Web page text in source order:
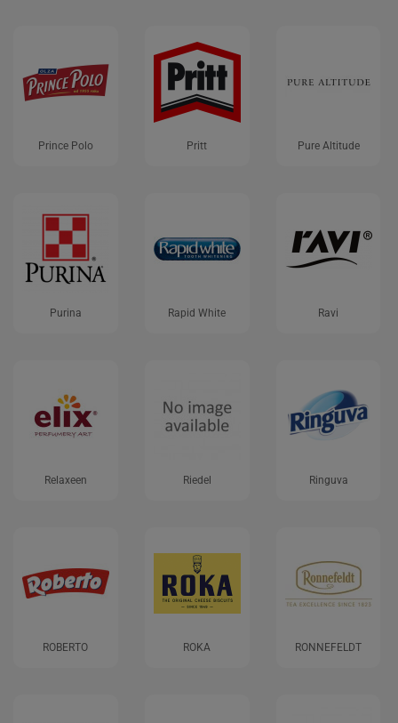
Prince Polo Pritt Pure Altitude
Purina Rapid White Ravi
Relaxeen Riedel Ringuva
ROBERTO ROKA RONNEFELDT